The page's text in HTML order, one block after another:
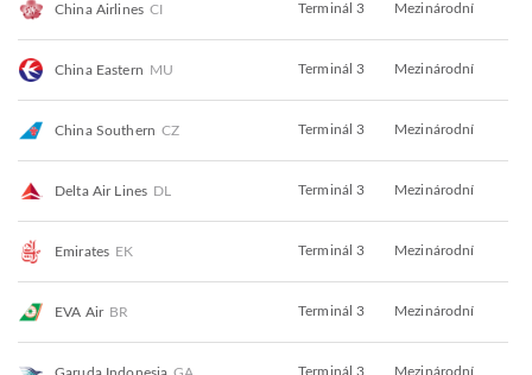
China Airlines CI Terminál 3 Mezinárodní
China Eastern MU Terminál 3 Mezinárodní
China Southern CZ Terminál 3 Mezinárodní
Delta Air Lines DL Terminál 3 Mezinárodní
Emirates EK Terminál 3 Mezinárodní
EVA Air BR Terminál 3 Mezinárodní
Garuda Indonesia GA Terminál 3 Mezinárodní